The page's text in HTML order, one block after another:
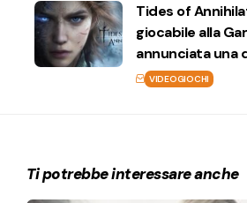
Tides of
giocabile alla
annunciata una
VIDEOGIOCHI
Ti potrebbe interessare anche